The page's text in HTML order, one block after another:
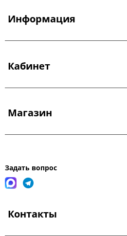
Информация
Кабинет
Магазин
Задать вопрос
Контакты